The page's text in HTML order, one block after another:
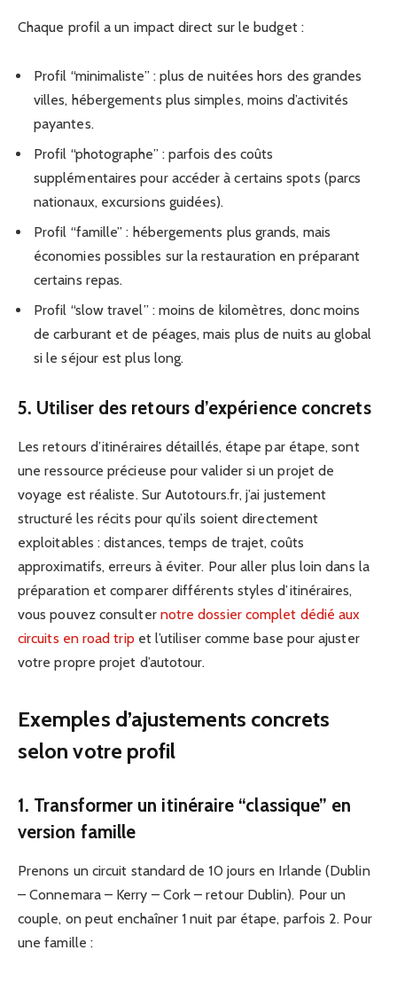
Chaque profil a un impact direct sur le budget :
Profil “minimaliste” : plus de nuitées hors des grandes
villes, hébergements plus simples, moins d’activités
payantes.
Profil “photographe” : parfois des coûts
supplémentaires pour accéder à certains spots (parcs
nationaux, excursions guidées).
Profil “famille” : hébergements plus grands, mais
économies possibles sur la restauration en préparant
certains repas.
Profil “slow travel” : moins de kilomètres, donc moins
de carburant et de péages, mais plus de nuits au global
si le séjour est plus long.
5. Utiliser des retours d’expérience concrets
Les retours d’itinéraires détaillés, étape par étape, sont
une ressource précieuse pour valider si un projet de
voyage est réaliste. Sur Autotours.fr, j’ai justement
structuré les récits pour qu’ils soient directement
exploitables : distances, temps de trajet, coûts
approximatifs, erreurs à éviter. Pour aller plus loin dans la
préparation et comparer différents styles d’itinéraires,
vous pouvez consulter notre dossier complet dédié aux
circuits en road trip et l’utiliser comme base pour ajuster
votre propre projet d’autotour.
Exemples d’ajustements concrets
selon votre profil
1. Transformer un itinéraire “classique” en
version famille
Prenons un circuit standard de 10 jours en Irlande (Dublin
– Connemara – Kerry – Cork – retour Dublin). Pour un
couple, on peut enchaîner 1 nuit par étape, parfois 2. Pour
une famille :